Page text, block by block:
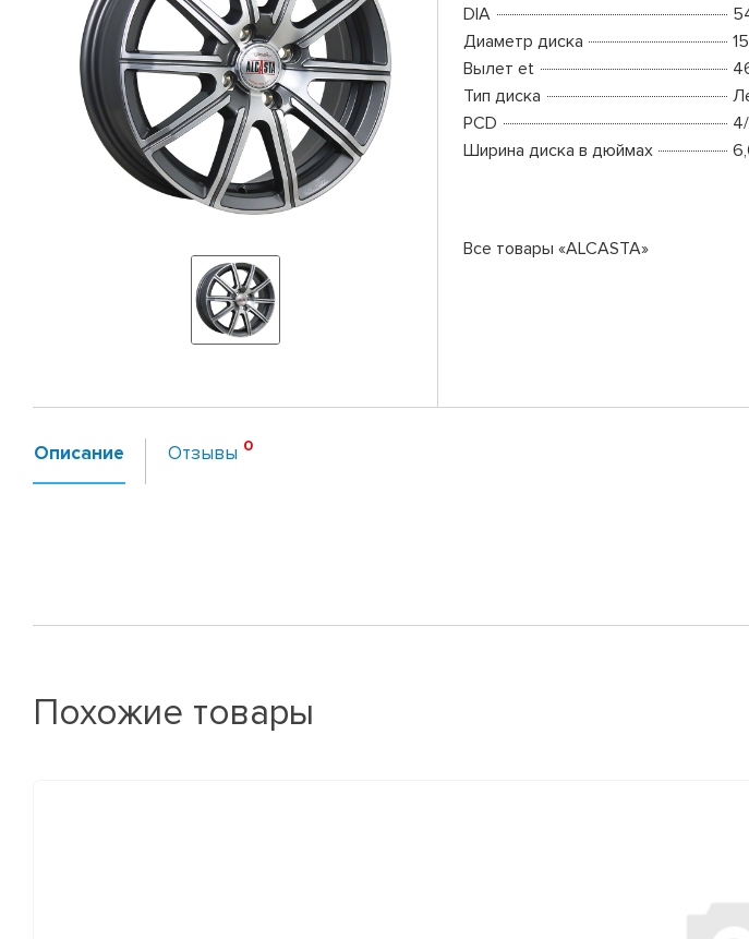
DIA
Диаметр диска
15
Вылет et
Тип диска
PCD
Ширина диска в дюймах
Все товары «ALCASTA»
Описание Отзывы
Похожие товары